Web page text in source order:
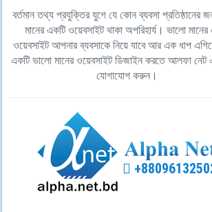
বর্তমান তথ্য প্রযুক্তির যুগে যে কোন ব্যবসা প্রতিষ্ঠানের
মানের একটি ওয়েবসাইট থাকা অপরিহার্য। ভালো মানের
ওয়েবসাইট আপনার ব্যবসাকে নিয়ে যাবে আর এক ধাপ
একটি ভালো মানের ওয়েবসাইট ডিজাইন করতে আলফা
যোগাযোগ করুন।